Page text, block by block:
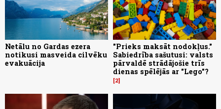
Netālu no Gardas ezera
notikusi masveida cilvēku
evakuācija
"Prieks maksāt nodokļus."
Sabiedrība sašutusi: valsts
pārvaldē strādājošie trīs
dienas spēlējās ar "Lego"?
2